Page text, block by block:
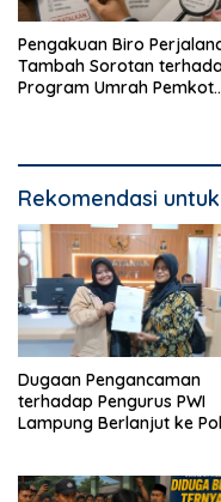
Pengakuan Biro
Tambah Sorotan
Program Umrah Pemkot
Rekomendasi
Dugaan Pengancaman
terhadap Pengurus PWI
Lampung Berlanjut ke